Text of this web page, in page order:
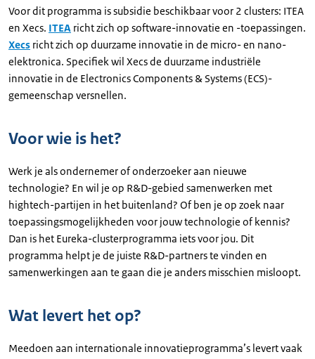
Voor dit programma is subsidie beschikbaar voor 2 clusters: ITEA
en Xecs. ITEA richt zich op software-innovatie en -toepassingen.
Xecs richt zich op duurzame innovatie in de micro- en nano-
elektronica. Specifiek wil Xecs de duurzame industriële
innovatie in de Electronics Components & Systems (ECS)-
gemeenschap versnellen.
Voor wie is het?
Werk je als ondernemer of onderzoeker aan nieuwe
technologie? En wil je op R&D-gebied samenwerken met
hightech-partijen in het buitenland? Of ben je op zoek naar
toepassingsmogelijkheden voor jouw technologie of kennis?
Dan is het Eureka-clusterprogramma iets voor jou. Dit
programma helpt je de juiste R&D-partners te vinden en
samenwerkingen aan te gaan die je anders misschien misloopt.
Wat levert het op?
Meedoen aan internationale innovatieprogramma’s levert vaak